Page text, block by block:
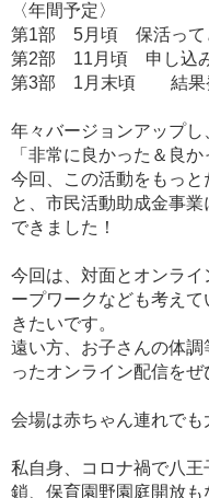
〈年間予定〉
第1部 5月頃 保活って
第2部 11月頃 申し込み
第3部 1月末頃 結果発
年々バージョンアップ
「非常に良かった＆良
今回、この活動をもっ
と、市民活動助成金事
できました！
今回は、対面とオンラ
ープワークなども考え
きたいです。
遠い方、お子さんの体
ったオンライン配信をぜ
会場は赤ちゃん連れでも
私自身、コロナ禍で八
鎖、保育園野園庭開放